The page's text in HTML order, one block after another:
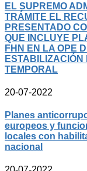
EL SUPREMO
TRÁMITE EL
PRESENTADO
QUE INCLUYE
FHN EN LA OPE
ESTABILIZACIÓN
TEMPORAL
20-07-2022
Planes
europeos y
locales con
nacional